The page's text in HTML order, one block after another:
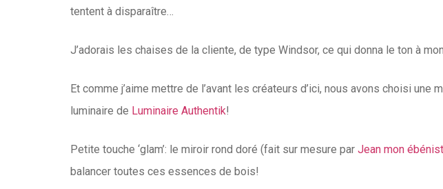
tentent à disparaître…
J’adorais les chaises de la cliente, de type Windsor, ce qui donna le ton à
Et comme j’aime mettre de l’avant les créateurs d’ici, nous avons choisi
luminaire de Luminaire Authentik!
Petite touche ‘glam’: le miroir rond doré (fait sur mesure par Jean mon
balancer toutes ces essences de bois!